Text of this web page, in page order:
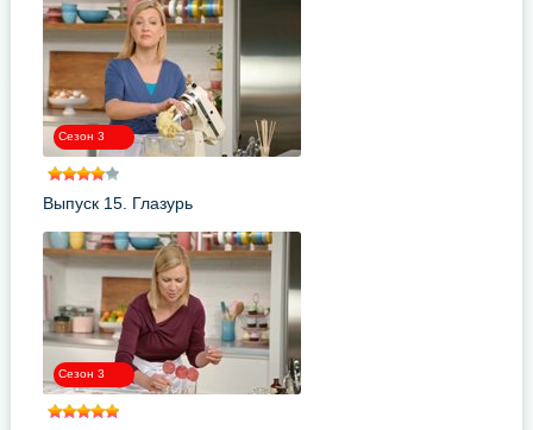
Сезон 3
Выпуск 15. Глазурь
Сезон 3